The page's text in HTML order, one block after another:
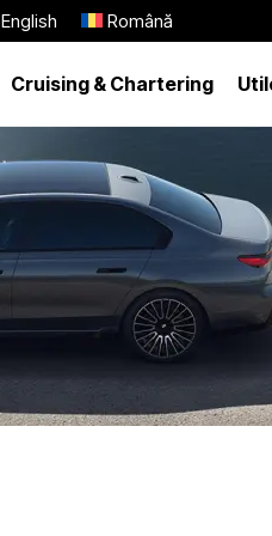
English Română
Cruising & Chartering